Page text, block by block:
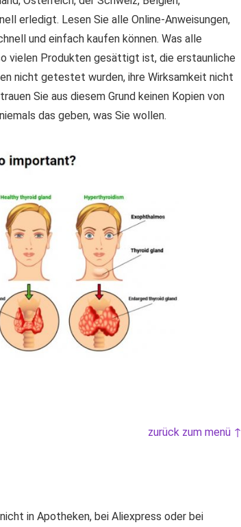
erledigt. Lesen Sie alle Online-Anweisungen,
und einfach kaufen können. Was alle
vielen Produkten gesättigt ist, die erstaunliche
nicht getestet wurden, ihre Wirksamkeit nicht
Sie aus diesem Grund keinen Kopien von
das geben, was Sie wollen.
zurück zum menü ↑
in Apotheken, bei Aliexpress oder bei